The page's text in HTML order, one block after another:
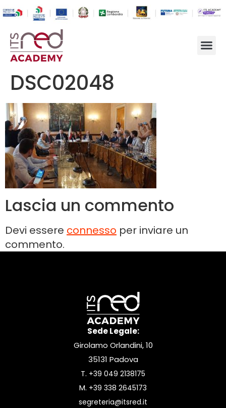
DSC02048
Lascia un commento
Devi essere connesso per inviare un
commento.
Sede Legale:
Girolamo Orlandini, 10
35131 Padova
T. +39 049 2138175
M. +39 338 2645173
segreteria@itsred.it